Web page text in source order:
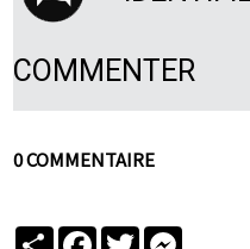
COMMENTER
0 COMMENTAIRE
PartagerFacebook
Twitter